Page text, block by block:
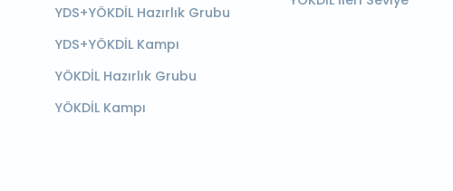
YDS+YÖKDİL Hazırlık Grubu
YDS+YÖKDİL Kampı
YÖKDİL Hazırlık Grubu
YÖKDİL Kampı